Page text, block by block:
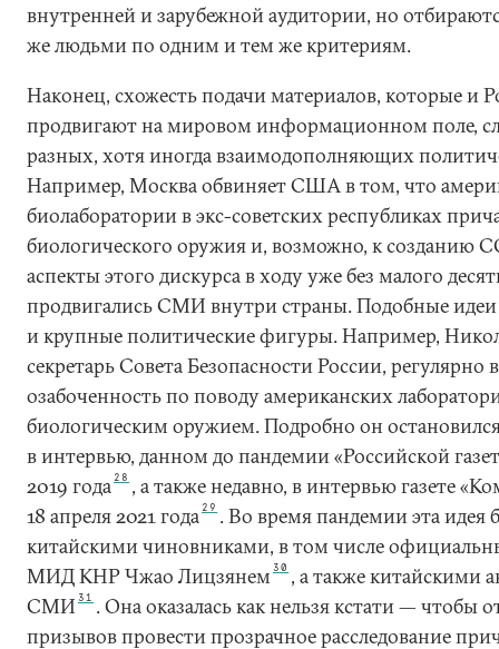
внутренней и зарубежной аудитории, но
же людьми по одним и тем же критериям.
Наконец, схожесть подачи материалов, которые и
продвигают на мировом информационном поле,
разных, хотя иногда взаимодополняющих
Например, Москва обвиняет США в том, что
биолаборатории в экс-советских республиках
биологического оружия и, возможно, к созданию
аспекты этого дискурса в ходу уже без малого
продвигались СМИ внутри страны. Подобные
и крупные политические фигуры. Например,
секретарь Совета Безопасности России, регулярно
озабоченность по поводу американских
биологическим оружием. Подробно он
в интервью, данном до пандемии «Российской
2019 года 28 , а также недавно, в интервью газете
18 апреля 2021 года 29 . Во время пандемии эта идея
китайскими чиновниками, в том числе
МИД КНР Чжао Лицзянем 30 , а также китайскими
СМИ 31 . Она оказалась как нельзя кстати — чтобы
призывов провести прозрачное расследование